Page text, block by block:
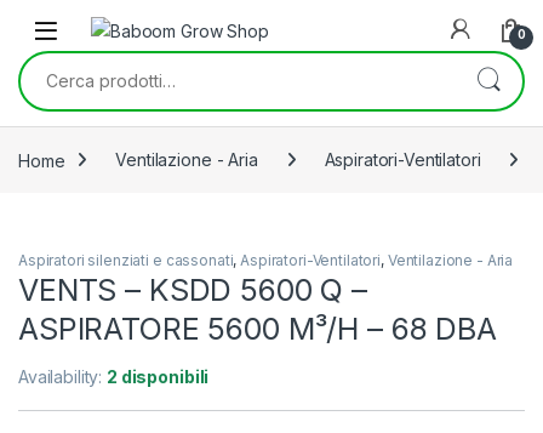
Skip to navigation
Skip to content
0
Cerca:
Home Ventilazione - Aria Aspiratori-Ventilatori
Aspiratori silenziati e cassonati, Aspiratori-Ventilatori, Ventilazione - Aria
VENTS – KSDD 5600 Q –
ASPIRATORE 5600 M³/H – 68 DBA
Availability: 2 disponibili